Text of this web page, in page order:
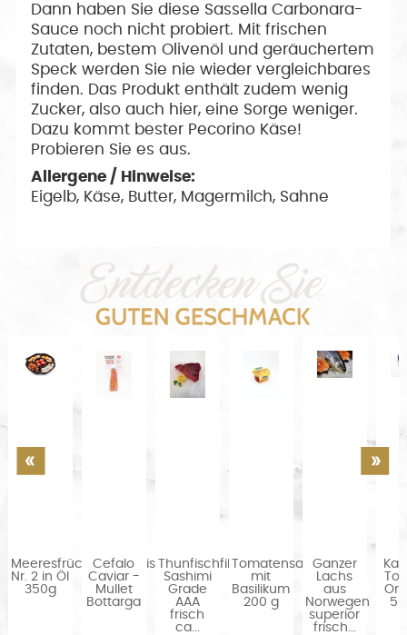
Dann haben Sie diese Sassella Carbonara-
Sauce noch nicht probiert. Mit frischen
Zutaten, bestem Olivenöl und geräuchertem
Speck werden Sie nie wieder vergleichbares
finden. Das Produkt enthält zudem wenig
Zucker, also auch hier, eine Sorge weniger.
Dazu kommt bester Pecorino Käse!
Probieren Sie es aus.
Allergene / Hinweise:
Eigelb, Käse, Butter, Magermilch, Sahne
Meeresfrüchtevorspeise
Nr. 2 in Öl
350g
Cefalo
Caviar -
Mullet
Bottarga
Thunfischfilet
Sashimi
Grade
AAA
frisch
ca...
Tomatensauce
mit
Basilikum
200 g
Ganzer
Lachs
aus
Norwegen
superior
frisch...